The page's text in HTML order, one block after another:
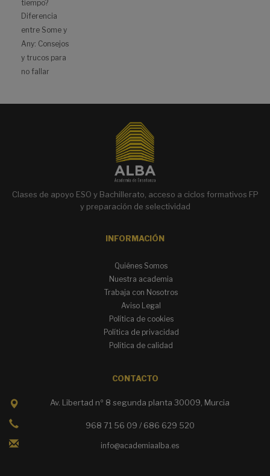
tiempo?
Diferencia
entre Some y
Any: Consejos
y trucos para
no fallar
Clases de apoyo ESO y Bachillerato, acceso a ciclos formativos FP
y preparación de selectividad
INFORMACIÓN
Quiénes Somos
Nuestra academia
Trabaja con Nosotros
Aviso Legal
Política de cookies
Política de privacidad
Política de calidad
CONTACTO
Av. Libertad nº 8 segunda planta 30009, Murcia
968 71 56 09 / 686 629 520
info@academiaalba.es